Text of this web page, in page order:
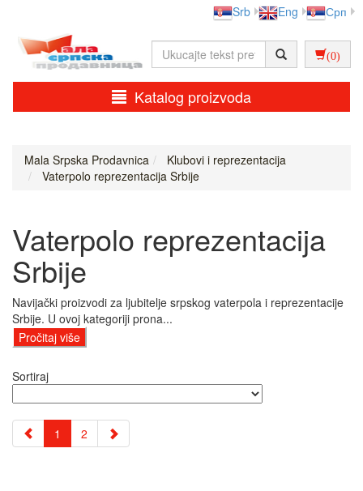
Srb Eng Срп
(0)
Katalog proizvoda
Mala Srpska Prodavnica
Klubovi i reprezentacija
Vaterpolo reprezentacija Srbije
Vaterpolo reprezentacija
Srbije
Navijački proizvodi za ljubitelje srpskog vaterpola i reprezentacije
Srbije. U ovoj kategoriji prona...
Pročitaj više
Sortiraj
1 2